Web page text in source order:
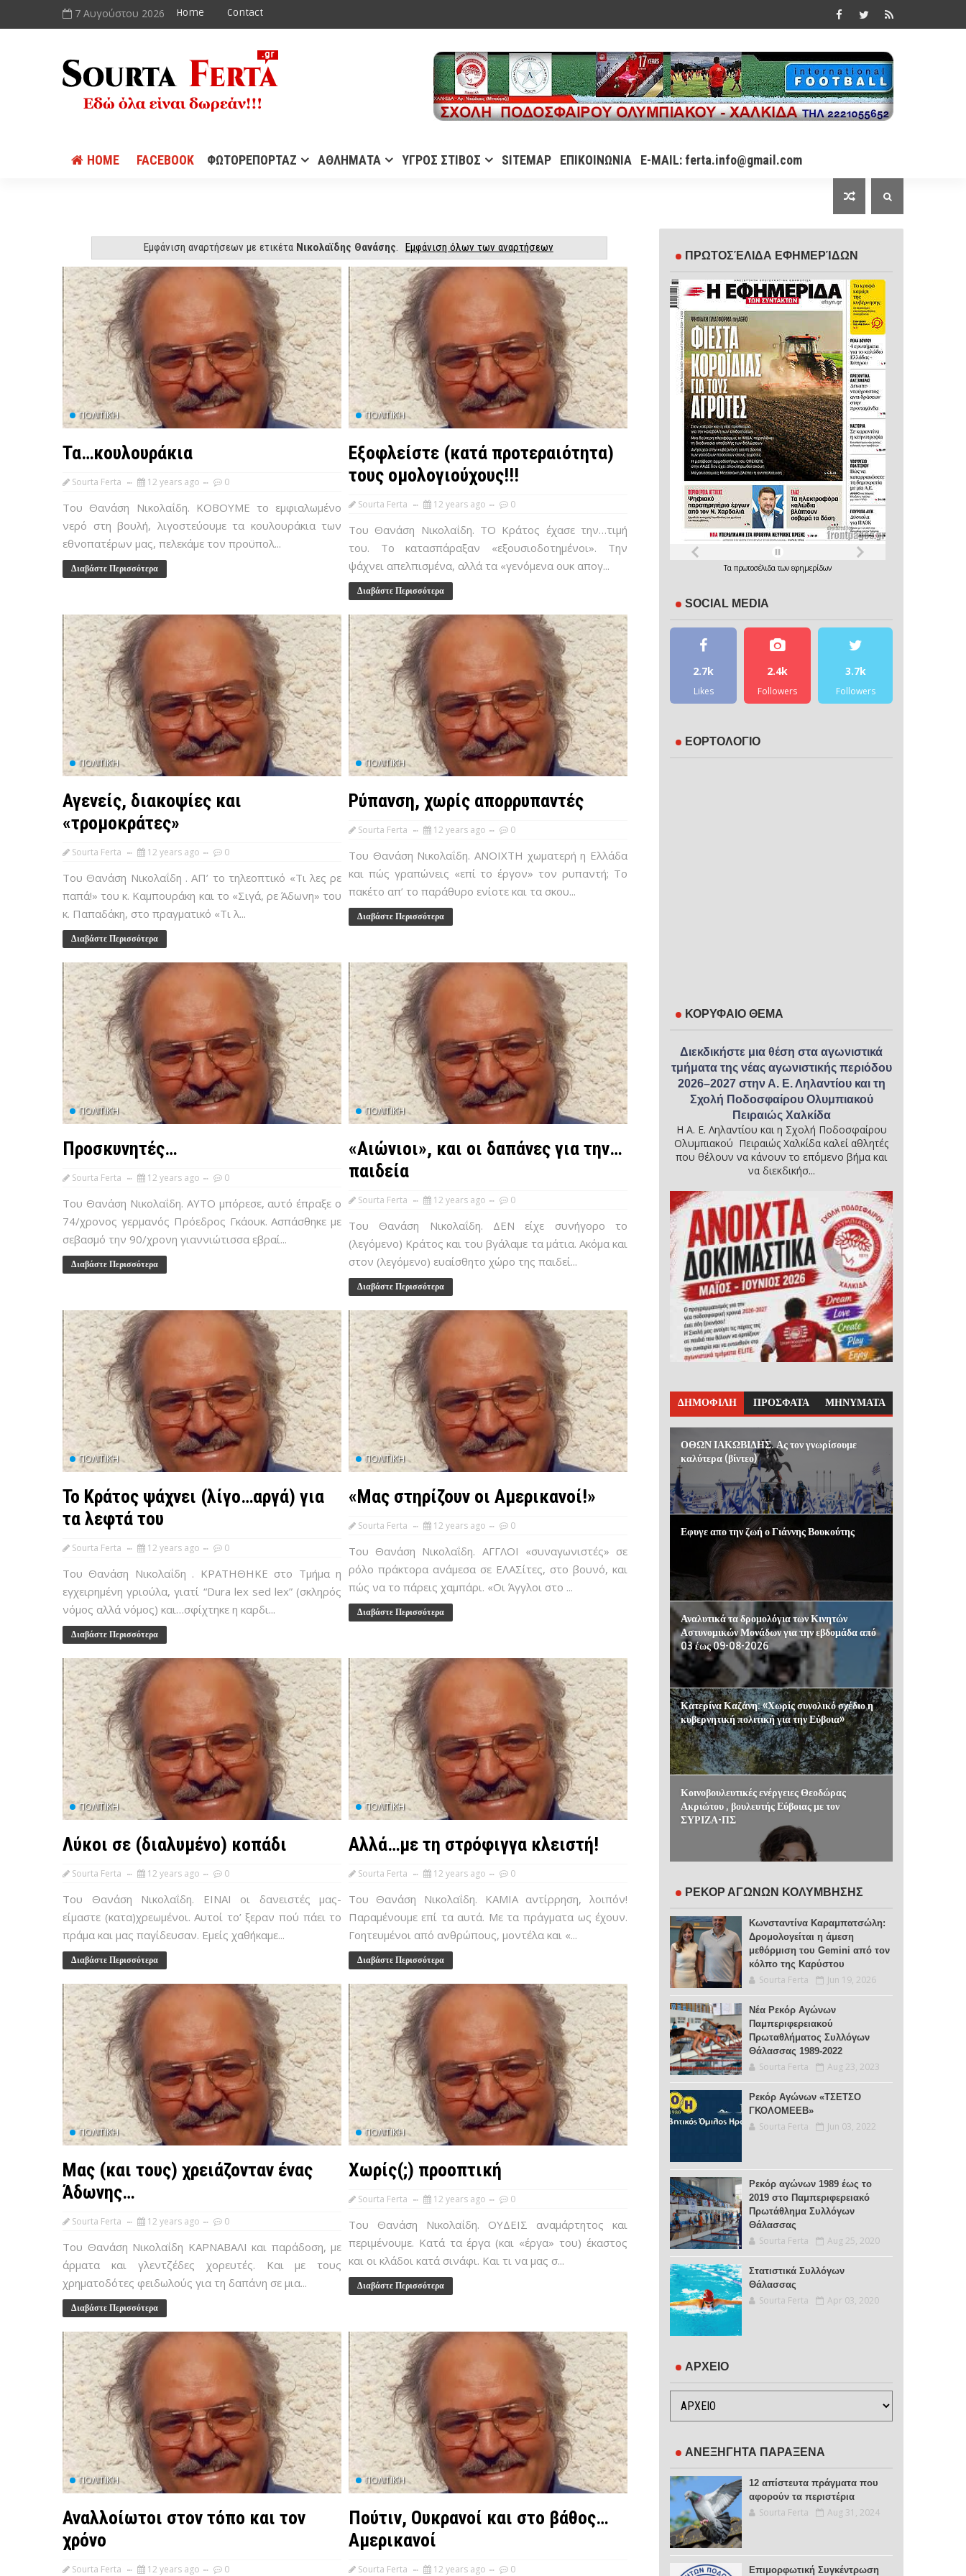
7 Αυγούστου 2026 Home Contact
HOME FACEBOOK ΦΩΤΟΡΕΠΟΡΤΑΖ ΑΘΛΗΜΑΤΑ ΥΓΡΟΣ ΣΤΙΒΟΣ SITEMAP ΕΠΙΚΟΙΝΩΝΙΑ E-MAIL: ferta.info@gmail.com
Εμφάνιση αναρτήσεων με ετικέτα Νικολαϊδης Θανάσης. Εμφάνιση όλων των αναρτήσεων
ΠΟΛΙΤΙΚΉ
Τα…κουλουράκια
Sourta Ferta 12 years ago 0
Του Θανάση Νικολαΐδη. ΚΟΒΟΥΜΕ το εμφιαλωμένο
νερό στη βουλή, λιγοστεύουμε τα κουλουράκια των
εθνοπατέρων μας, πελεκάμε τον προϋπολ...
Διαβάστε Περισσότερα
ΠΟΛΙΤΙΚΉ
Εξοφλείστε (κατά προτεραιότητα)
τους ομολογιούχους!!!
Sourta Ferta 12 years ago 0
Του Θανάση Νικολαΐδη. ΤΟ Κράτος έχασε την…τιμή
του. Το κατασπάραξαν «εξουσιοδοτημένοι». Την
ψάχνει απελπισμένα, αλλά τα «γενόμενα ουκ απογ...
Διαβάστε Περισσότερα
ΠΟΛΙΤΙΚΉ
Αγενείς, διακοψίες και
«τρομοκράτες»
Sourta Ferta 12 years ago 0
Του Θανάση Νικολαΐδη . ΑΠ’ το τηλεοπτικό «Τι λες ρε
παπά!» του κ. Καμπουράκη και το «Σιγά, ρε Άδωνη» του
κ. Παπαδάκη, στο πραγματικό «Τι λ...
Διαβάστε Περισσότερα
ΠΟΛΙΤΙΚΉ
Ρύπανση, χωρίς απορρυπαντές
Sourta Ferta 12 years ago 0
Του Θανάση Νικολαΐδη. ΑΝΟΙΧΤΗ χωματερή η Ελλάδα
και πώς γραπώνεις «επί το έργον» τον ρυπαντή; Το
πακέτο απ’ το παράθυρο ενίοτε και τα σκου...
Διαβάστε Περισσότερα
ΠΟΛΙΤΙΚΉ
Προσκυνητές…
Sourta Ferta 12 years ago 0
Του Θανάση Νικολαΐδη. ΑΥΤΟ μπόρεσε, αυτό έπραξε ο
74/χρονος γερμανός Πρόεδρος Γκάουκ. Ασπάσθηκε με
σεβασμό την 90/χρονη γιαννιώτισσα εβραί...
Διαβάστε Περισσότερα
ΠΟΛΙΤΙΚΉ
«Αιώνιοι», και οι δαπάνες για την…
παιδεία
Sourta Ferta 12 years ago 0
Του Θανάση Νικολαΐδη. ΔΕΝ είχε συνήγορο το
(λεγόμενο) Κράτος και του βγάλαμε τα μάτια. Ακόμα και
στον (λεγόμενο) ευαίσθητο χώρο της παιδεί...
Διαβάστε Περισσότερα
ΠΟΛΙΤΙΚΉ
Το Κράτος ψάχνει (λίγο…αργά) για
τα λεφτά του
Sourta Ferta 12 years ago 0
Του Θανάση Νικολαΐδη . ΚΡΑΤΗΘΗΚΕ στο Τμήμα η
εγχειρημένη γριούλα, γιατί “Dura lex sed lex” (σκληρός
νόμος αλλά νόμος) και…σφίχτηκε η καρδι...
Διαβάστε Περισσότερα
ΠΟΛΙΤΙΚΉ
«Μας στηρίζουν οι Αμερικανοί!»
Sourta Ferta 12 years ago 0
Του Θανάση Νικολαΐδη. ΑΓΓΛΟΙ «συναγωνιστές» σε
ρόλο πράκτορα ανάμεσα σε ΕΛΑΣίτες, στο βουνό, και
πώς να το πάρεις χαμπάρι. «Οι Άγγλοι στο ...
Διαβάστε Περισσότερα
ΠΟΛΙΤΙΚΉ
Λύκοι σε (διαλυμένο) κοπάδι
Sourta Ferta 12 years ago 0
Του Θανάση Νικολαΐδη. ΕΙΝΑΙ οι δανειστές μας-
είμαστε (κατα)χρεωμένοι. Αυτοί το’ ξεραν πού πάει το
πράμα και μας παγίδευσαν. Εμείς χαθήκαμε...
Διαβάστε Περισσότερα
ΠΟΛΙΤΙΚΉ
Αλλά…με τη στρόφιγγα κλειστή!
Sourta Ferta 12 years ago 0
Του Θανάση Νικολαΐδη. ΚΑΜΙΑ αντίρρηση, λοιπόν!
Παραμένουμε επί τα αυτά. Με τα πράγματα ως έχουν.
Γοητευμένοι από ανθρώπους, μοντέλα και «...
Διαβάστε Περισσότερα
ΠΟΛΙΤΙΚΉ
Μας (και τους) χρειάζονταν ένας
Άδωνης…
Sourta Ferta 12 years ago 0
Του Θανάση Νικολαΐδη ΚΑΡΝΑΒΑΛΙ και παράδοση, με
άρματα και γλεντζέδες χορευτές. Και με τους
χρηματοδότες φειδωλούς για τη δαπάνη σε μια...
Διαβάστε Περισσότερα
ΠΟΛΙΤΙΚΉ
Χωρίς(;) προοπτική
Sourta Ferta 12 years ago 0
Του Θανάση Νικολαΐδη. ΟΥΔΕΙΣ αναμάρτητος και
περιμένουμε. Κατά τα έργα (και «έργα» του) έκαστος
και οι κλάδοι κατά σινάφι. Και τι να μας σ...
Διαβάστε Περισσότερα
ΠΟΛΙΤΙΚΉ
Αναλλοίωτοι στον τόπο και τον
χρόνο
Sourta Ferta 12 years ago 0
ΠΟΛΙΤΙΚΉ
Πούτιν, Ουκρανοί και στο βάθος…
Αμερικανοί
Sourta Ferta 12 years ago 0
ΠΡΩΤΟΣΈΛΙΔΑ ΕΦΗΜΕΡΊΔΩΝ
Τα πρωτοσέλιδατων εφημερίδων
SOCIAL MEDIA
2.7k
Likes
2.4k
Followers
3.7k
Followers
ΕΟΡΤΟΛΟΓΙΟ
ΚΟΡΥΦΑΙΟ ΘΕΜΑ
Διεκδικήστε μια θέση στα αγωνιστικά
τμήματα της νέας αγωνιστικής περιόδου
2026–2027 στην Α. Ε. Ληλαντίου και τη
Σχολή Ποδοσφαίρου Ολυμπιακού
Πειραιώς Χαλκίδα
Η Α. Ε. Ληλαντίου και η Σχολή Ποδοσφαίρου
Ολυμπιακού Πειραιώς Χαλκίδα καλεί αθλητές
που θέλουν να κάνουν το επόμενο βήμα και
να διεκδικήσ...
ΔΗΜΟΦΙΛΗ ΠΡΟΣΦΑΤΑ ΜΗΝΥΜΑΤΑ
ΟΘΩΝ ΙΑΚΩΒΙΔΗΣ. Ας τον γνωρίσουμε
καλύτερα (βίντεο)
Εφυγε απο την ζωή ο Γιάννης Βουκούτης
Αναλυτικά τα δρομολόγια των Κινητών
Αστυνομικών Μονάδων για την εβδομάδα από
03 έως 09-08-2026
Κατερίνα Καζάνη: «Χωρίς συνολικό σχέδιο η
κυβερνητική πολιτική για την Εύβοια»
Κοινοβουλευτικές ενέργειες Θεοδώρας
Ακριώτου , βουλευτής Εύβοιας με τον
ΣΥΡΙΖΑ-ΠΣ
ΡΕΚΟΡ ΑΓΩΝΩΝ ΚΟΛΥΜΒΗΣΗΣ
Κωνσταντίνα Καραμπατσώλη:
Δρομολογείται η άμεση
μεθόρμιση του Gemini από τον
κόλπο της Καρύστου
Sourta Ferta Jun 19, 2026
Νέα Ρεκόρ Αγώνων
Παμπεριφερειακού
Πρωταθλήματος Συλλόγων
Θάλασσας 1989-2022
Sourta Ferta Aug 23, 2023
Ρεκόρ Αγώνων «ΤΣΕΤΣΟ
ΓΚΟΛΟΜΕΕΒ»
Sourta Ferta Jun 03, 2022
Ρεκόρ αγώνων 1989 έως το
2019 στο Παμπεριφερειακό
Πρωτάθλημα Συλλόγων
Θάλασσας
Sourta Ferta Aug 25, 2020
Στατιστικά Συλλόγων
Θάλασσας
Sourta Ferta Apr 03, 2020
ΑΡΧΕΙΟ
ΑΝΕΞΗΓΗΤΑ ΠΑΡΑΞΕΝΑ
12 απίστευτα πράγματα που
αφορούν τα περιστέρια
Sourta Ferta Aug 31, 2024
Επιμορφωτική Συγκέντρωση